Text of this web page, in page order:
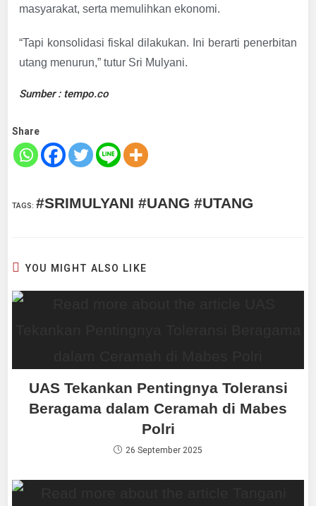
masyarakat, serta memulihkan ekonomi.
“Tapi konsolidasi fiskal dilakukan. Ini berarti penerbitan
utang menurun,” tutur Sri Mulyani.
Sumber : tempo.co
Share
TAGS:#SRIMULYANI #UANG #UTANG
YOU MIGHT ALSO LIKE
UAS Tekankan Pentingnya Toleransi
Beragama dalam Ceramah di Mabes
Polri
26 September 2025